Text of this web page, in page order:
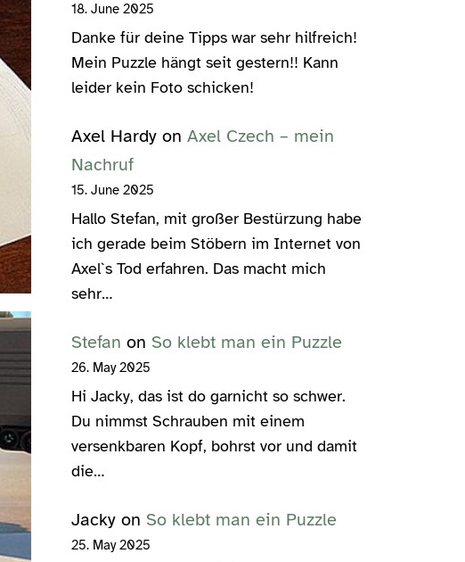
18. June 2025
Danke für deine Tipps war sehr hilfreich!
Mein Puzzle hängt seit gestern!! Kann
leider kein Foto schicken!
Axel Hardyon Axel Czech – mein
Nachruf
15. June 2025
Hallo Stefan, mit großer Bestürzung habe
ich gerade beim Stöbern im Internet von
Axel`s Tod erfahren. Das macht mich
sehr…
Stefan on So klebt man ein Puzzle
26. May 2025
Hi Jacky, das ist do garnicht so schwer.
Du nimmst Schrauben mit einem
versenkbaren Kopf, bohrst vor und damit
die…
Jackyon So klebt man ein Puzzle
25. May 2025